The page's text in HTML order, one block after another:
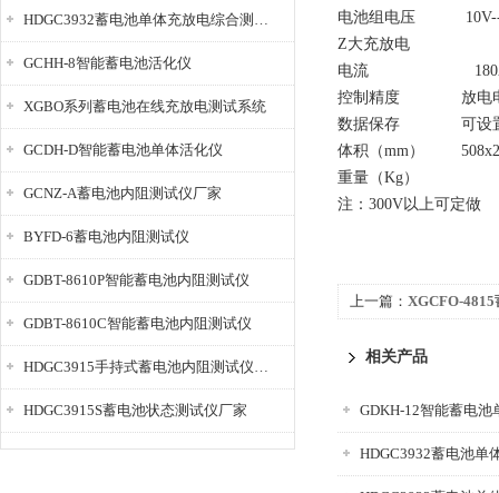
HDGC3932蓄电池单体充放电综合测试仪
GCHH-8智能蓄电池活化仪
XGBO系列蓄电池在线充放电测试系统
GCDH-D智能蓄电池单体活化仪
GCNZ-A蓄电池内阻测试仪厂家
BYFD-6蓄电池内阻测试仪
GDBT-8610P智能蓄电池内阻测试仪
GDBT-8610C智能蓄电池内阻测试仪
HDGC3915手持式蓄电池内阻测试仪厂家
HDGC3915S蓄电池状态测试仪厂家
电池组电压
Z大充放电
电流
控制精度
放电
数据保存
可设
体积（mm）
重量（Kg）
注： 300V以上可定做
上一篇： XGCFO-
相关产品
GDKH-12智能蓄电池
HDGC3932蓄电池单